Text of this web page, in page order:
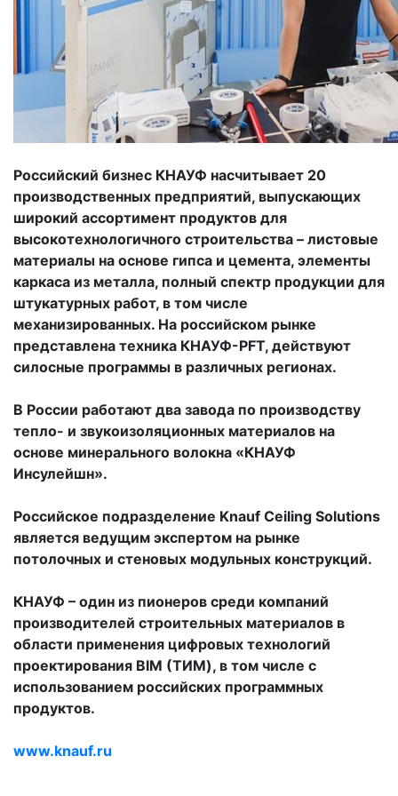
Российский бизнес КНАУФ насчитывает 20
производственных предприятий, выпускающих
широкий ассортимент продуктов для
высокотехнологичного строительства – листовые
материалы на основе гипса и цемента, элементы
каркаса из металла, полный спектр продукции для
штукатурных работ, в том числе
механизированных. На российском рынке
представлена техника КНАУФ-PFT, действуют
силосные программы в различных регионах.
В России работают два завода по производству
тепло- и звукоизоляционных материалов на
основе минерального волокна «КНАУФ
Инсулейшн».
Российское подразделение Knauf Ceiling Solutions
является ведущим экспертом на рынке
потолочных и стеновых модульных конструкций.
КНАУФ – один из пионеров среди компаний
производителей строительных материалов в
области применения цифровых технологий
проектирования BIM (ТИМ), в том числе с
использованием российских программных
продуктов.
www.knauf.ru